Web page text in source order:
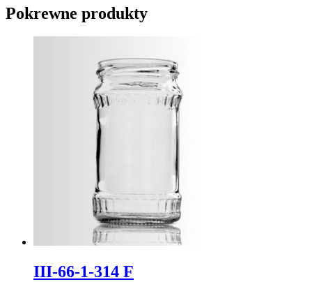
Pokrewne produkty
III-66-1-314 F